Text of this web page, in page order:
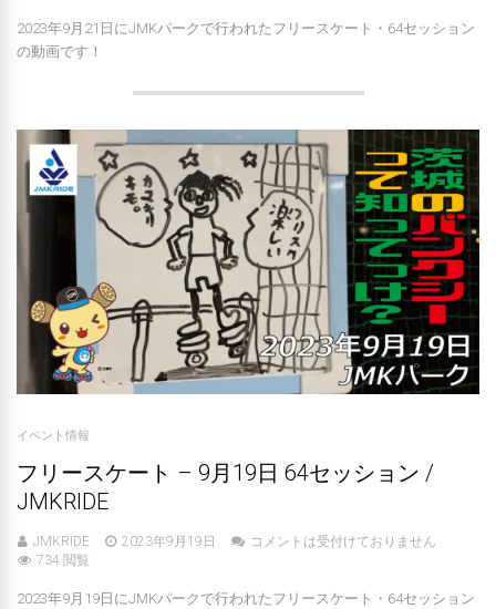
2023年9月21日にJMKパークで行われたフリースケート・64セッション
の動画です！
イベント情報
フリースケート – 9月19日 64セッション /
JMKRIDE
JMKRIDE 2023年9月19日
コメントは受付けておりません
734 閲覧
2023年9月19日にJMKパークで行われたフリースケート・64セッション